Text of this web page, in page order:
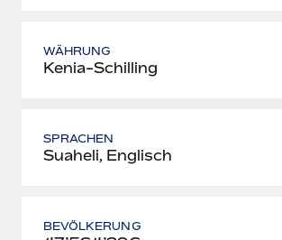
WÄHRUNG
Kenia-Schilling
SPRACHEN
Suaheli, Englisch
BEVÖLKERUNG